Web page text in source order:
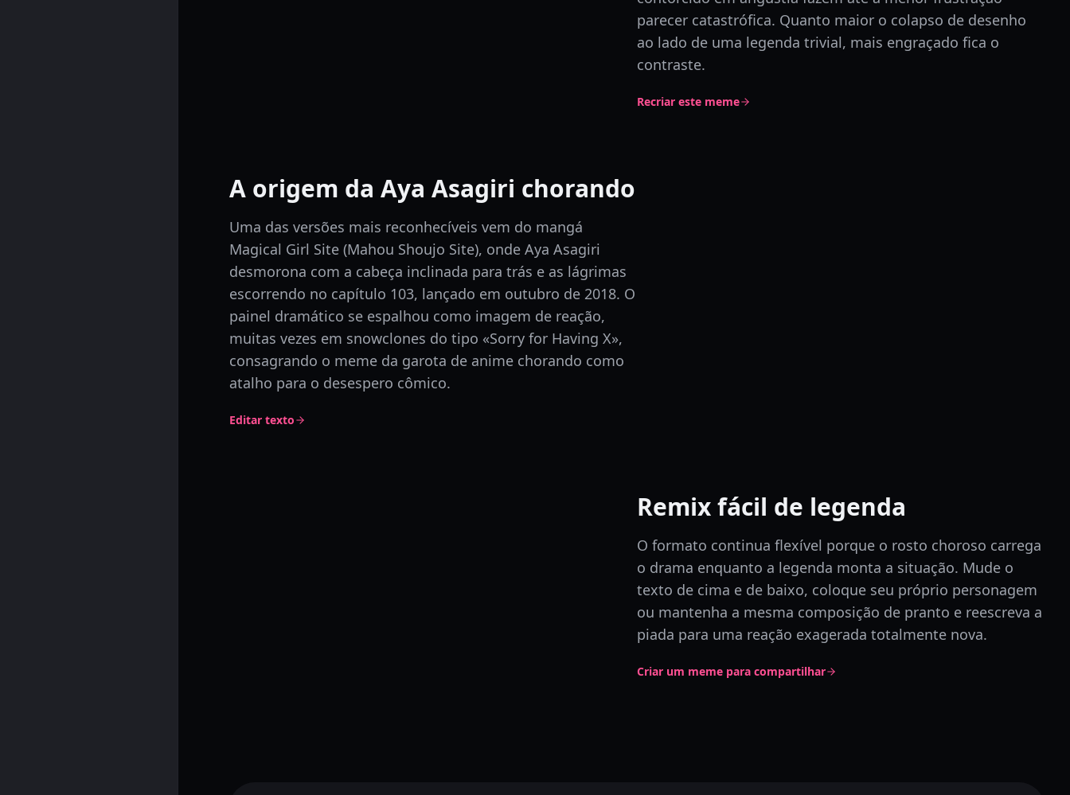
parecer catastrófica. Quanto maior o colapso de desenho
ao lado de uma legenda trivial, mais engraçado fica o
contraste.
Recriar este meme
A origem da Aya Asagiri chorando
Uma das versões mais reconhecíveis vem do mangá
Magical Girl Site (Mahou Shoujo Site), onde Aya Asagiri
desmorona com a cabeça inclinada para trás e as lágrimas
escorrendo no capítulo 103, lançado em outubro de 2018. O
painel dramático se espalhou como imagem de reação,
muitas vezes em snowclones do tipo «Sorry for Having X»,
consagrando o meme da garota de anime chorando como
atalho para o desespero cômico.
Editar texto
Remix fácil de legenda
O formato continua flexível porque o rosto choroso carrega
o drama enquanto a legenda monta a situação. Mude o
texto de cima e de baixo, coloque seu próprio personagem
ou mantenha a mesma composição de pranto e reescreva a
piada para uma reação exagerada totalmente nova.
Criar um meme para compartilhar